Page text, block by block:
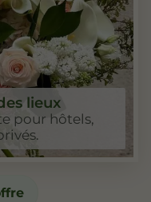
lieux
pour hôtels,